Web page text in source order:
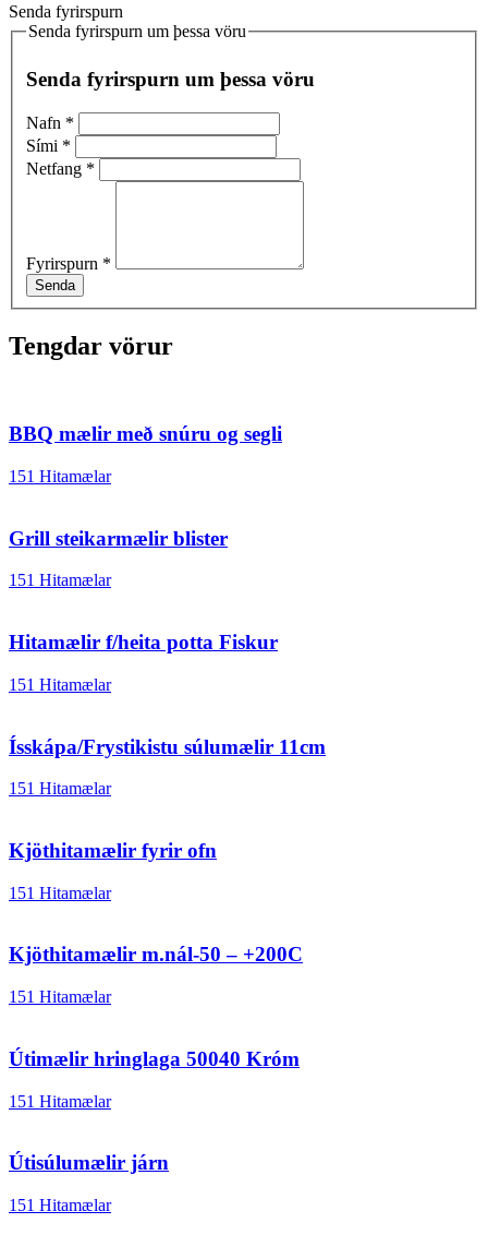
Senda fyrirspurn
Senda fyrirspurn um þessa vöru
Senda fyrirspurn um þessa vöru
Nafn *
Sími *
Netfang *
Fyrirspurn *
Senda
Tengdar vörur
BBQ mælir með snúru og segli
151 Hitamælar
Grill steikarmælir blister
151 Hitamælar
Hitamælir f/heita potta Fiskur
151 Hitamælar
Ísskápa/Frystikistu súlumælir 11cm
151 Hitamælar
Kjöthitamælir fyrir ofn
151 Hitamælar
Kjöthitamælir m.nál-50 – +200C
151 Hitamælar
Útimælir hringlaga 50040 Króm
151 Hitamælar
Útisúlumælir járn
151 Hitamælar